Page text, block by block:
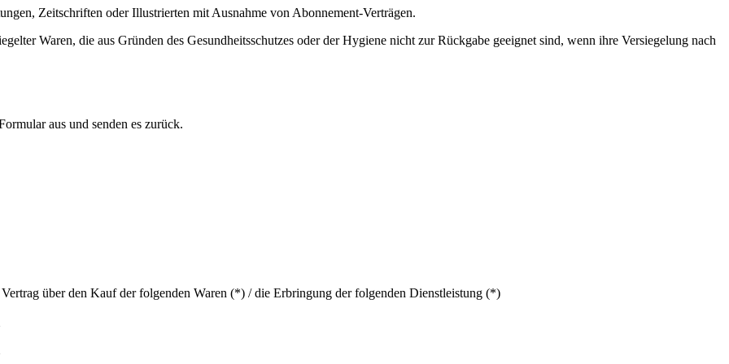
Zeitschriften oder Illustrierten mit Ausnahme von Abonnement-Verträgen.
Waren, die aus Gründen des Gesundheitsschutzes oder der Hygiene nicht zur Rückgabe geeignet sind, wenn ihre Versiegelung nach
aus und senden es zurück.
über den Kauf der folgenden Waren (*) / die Erbringung der folgenden Dienstleistung (*)